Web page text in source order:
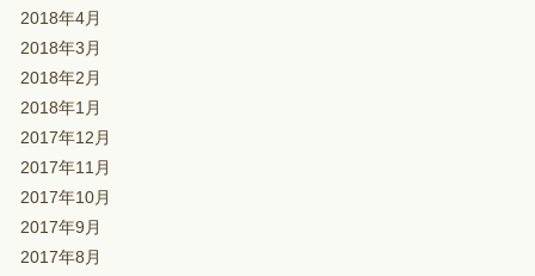
2018年4月
2018年3月
2018年2月
2018年1月
2017年12月
2017年11月
2017年10月
2017年9月
2017年8月